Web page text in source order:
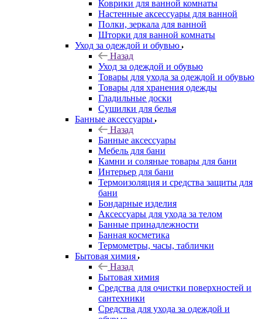
Коврики для ванной комнаты
Настенные аксессуары для ванной
Полки, зеркала для ванной
Шторки для ванной комнаты
Уход за одеждой и обувью
Назад
Уход за одеждой и обувью
Товары для ухода за одеждой и обувью
Товары для хранения одежды
Гладильные доски
Сушилки для белья
Банные аксессуары
Назад
Банные аксессуары
Мебель для бани
Камни и соляные товары для бани
Интерьер для бани
Термоизоляция и средства защиты для
бани
Бондарные изделия
Аксеcсуары для ухода за телом
Банные принадлежности
Банная косметика
Термометры, часы, таблички
Бытовая химия
Назад
Бытовая химия
Средства для очистки поверхностей и
сантехники
Средства для ухода за одеждой и